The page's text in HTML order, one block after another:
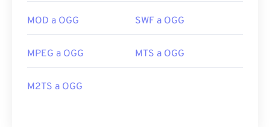
MOD a OGG SWF a OGG
MPEG a OGG MTS a OGG
M2TS a OGG